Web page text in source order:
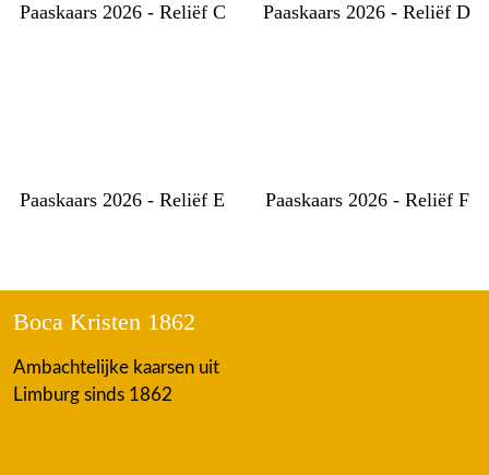
Paaskaars 2026 - Reliëf C Paaskaars 2026 - Reliëf D
Paaskaars 2026 - Reliëf E Paaskaars 2026 - Reliëf F
Boca Kristen 1862
Ambachtelijke kaarsen uit
Limburg sinds 1862